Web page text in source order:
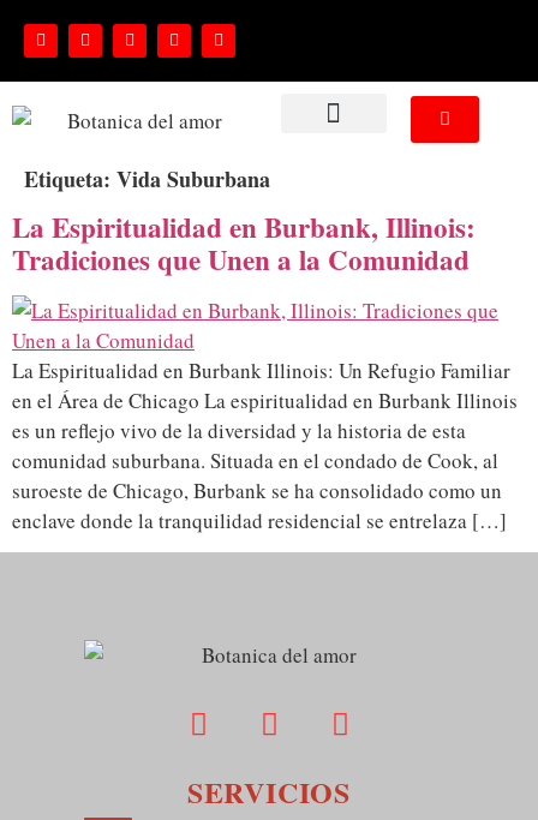
Etiqueta: Vida Suburbana
La Espiritualidad en Burbank, Illinois:
Tradiciones que Unen a la Comunidad
La Espiritualidad en Burbank Illinois: Un Refugio Familiar
en el Área de Chicago La espiritualidad en Burbank Illinois
es un reflejo vivo de la diversidad y la historia de esta
comunidad suburbana. Situada en el condado de Cook, al
suroeste de Chicago, Burbank se ha consolidado como un
enclave donde la tranquilidad residencial se entrelaza […]
SERVICIOS